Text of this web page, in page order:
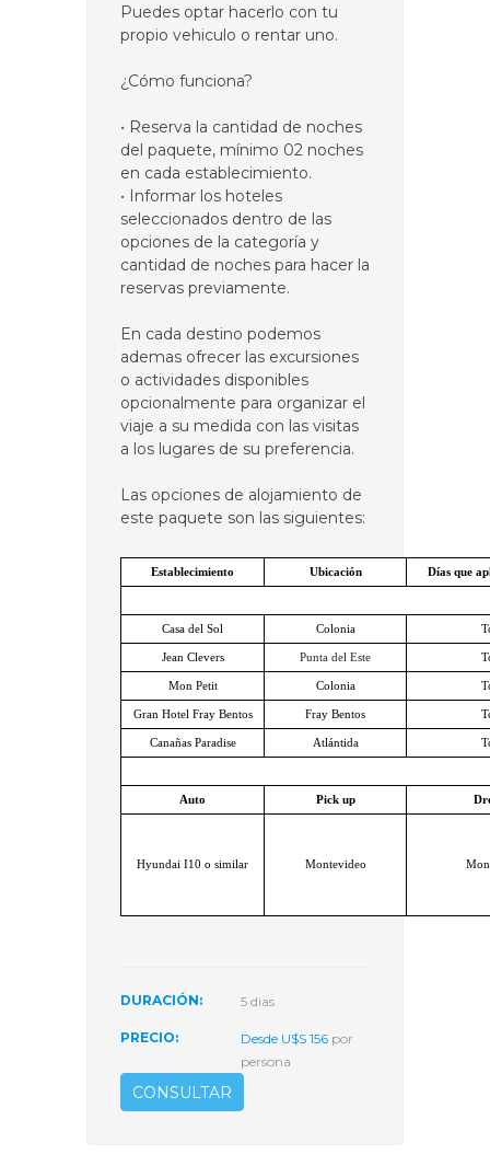
Puedes optar hacerlo con tu
propio vehiculo o rentar uno.
¿Cómo funciona?
• Reserva la cantidad de noches
del paquete, mínimo 02 noches
en cada establecimiento.
• Informar los hoteles
seleccionados dentro de las
opciones de la categoría y
cantidad de noches para hacer la
reservas previamente.
En cada destino podemos
ademas ofrecer las excursiones
o actividades disponibles
opcionalmente para organizar el
viaje a su medida con las visitas
a los lugares de su preferencia.
Las opciones de alojamiento de
este paquete son las siguientes:
Establecimiento Ubicación Días que
Casa del Sol Colonia
Jean Clevers Punta del Este
Mon Petit Colonia
Gran Hotel Fray Bentos Fray Bentos
Canañas Paradise Atlántida
Auto Pick up
Hyundai I10 o similar Montevideo
DURACIÓN: 5 dias
PRECIO: Desde U$S 156 por
persona
CONSULTAR